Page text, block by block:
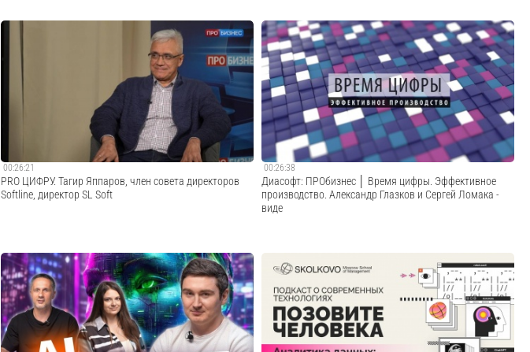
Talk it Easy Ценность и будущее ИТ-консалтинга
Cмотреть видео
Гостем сто шестого выпуска проекта
#разговорыНЕпроИБ стал Евгений Баклушин, автор блога
BESSEC, заместитель технического директора Positive
Technologies и ex-заместитель директора аналитического
центра УЦСБ.Приятного просмотра.Подробнее про...
Cмотреть видео
00:26:21
PRO ЦИФРУ. Тагир Яппаров, член совета директоров
Softline, директор SL Soft
Тагир Яппаров, член совета директоров Softline,
директор SL Soft, поделился своим уникальным опытом
в IT-индустрии в новом выпуске программы «PRO
ЦИФРУ». Как начиналось становление отечественного IT-
сектора, какие вызовы стояли перед ним ...
00:26:38
Диасофт: ПРОбизнес │ Время цифры. Эффективное
производство. Александр Глазков и Сергей Ломака -
виде
В новом выпуске «Время цифры» управляющий директор
«Диасофт» Александр Глазков, главный архитектор
компани...
Cмотреть видео